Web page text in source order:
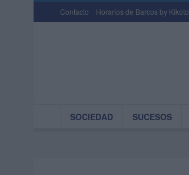
Contacto Horarios de Barcos by Kikoto
SOCIEDAD SUCESOS